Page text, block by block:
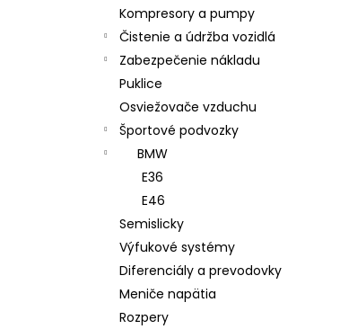
Kompresory a pumpy
Čistenie a údržba vozidlá
Zabezpečenie nákladu
Puklice
Osviežovače vzduchu
Športové podvozky
BMW
E36
E46
Semislicky
Výfukové systémy
Diferenciály a prevodovky
Meniče napätia
Rozpery